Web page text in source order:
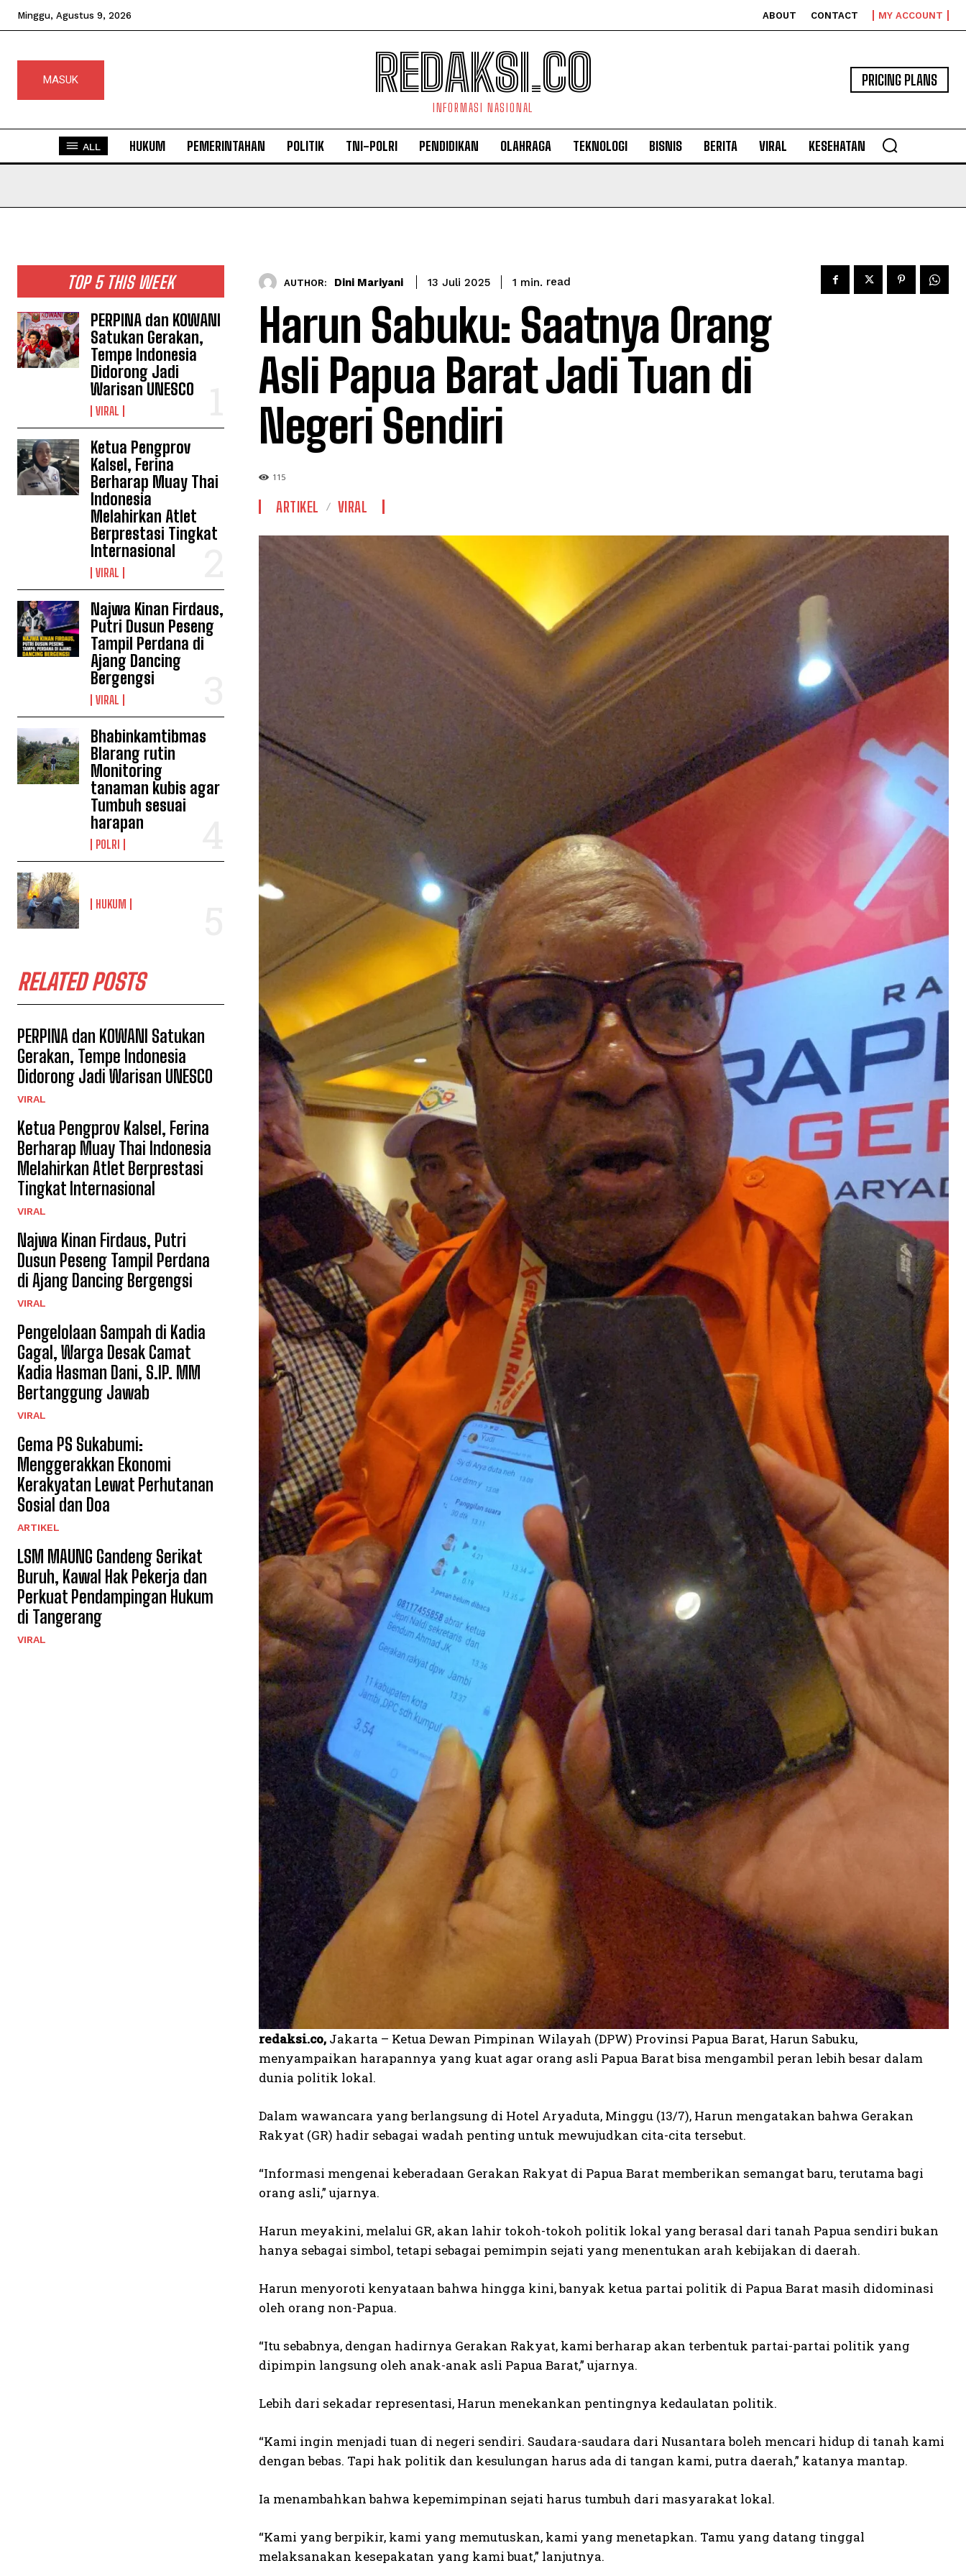
Minggu, Agustus 9, 2026 ABOUT CONTACT MY ACCOUNT
MASUK REDAKSI.CO
INFORMASI NASIONAL
PRICING PLANS
ALL HUKUM PEMERINTAHAN POLITIK TNI-POLRI PENDIDIKAN OLAHRAGA TEKNOLOGI BISNIS BERITA VIRAL KESEHATAN
TOP 5 THIS WEEK
PERPINA dan KOWANI
Satukan Gerakan,
Tempe Indonesia
Didorong Jadi
Warisan UNESCO
VIRAL
Ketua Pengprov
Kalsel, Ferina
Berharap Muay Thai
Indonesia
Melahirkan Atlet
Berprestasi Tingkat
Internasional
VIRAL
Najwa Kinan Firdaus,
Putri Dusun Peseng
Tampil Perdana di
Ajang Dancing
Bergengsi
VIRAL
Bhabinkamtibmas
Blarang rutin
Monitoring
tanaman kubis agar
Tumbuh sesuai
harapan
POLRI
HUKUM
RELATED POSTS
PERPINA dan KOWANI Satukan
Gerakan, Tempe Indonesia
Didorong Jadi Warisan UNESCO
VIRAL
Ketua Pengprov Kalsel, Ferina
Berharap Muay Thai Indonesia
Melahirkan Atlet Berprestasi
Tingkat Internasional
VIRAL
Najwa Kinan Firdaus, Putri
Dusun Peseng Tampil Perdana
di Ajang Dancing Bergengsi
VIRAL
Pengelolaan Sampah di Kadia
Gagal, Warga Desak Camat
Kadia Hasman Dani, S.IP. MM
Bertanggung Jawab
VIRAL
Gema PS Sukabumi:
Menggerakkan Ekonomi
Kerakyatan Lewat Perhutanan
Sosial dan Doa
ARTIKEL
LSM MAUNG Gandeng Serikat
Buruh, Kawal Hak Pekerja dan
Perkuat Pendampingan Hukum
di Tangerang
VIRAL
AUTHOR: Dini Mariyani 13 Juli 2025 1 min. read
Harun Sabuku: Saatnya Orang
Asli Papua Barat Jadi Tuan di
Negeri Sendiri
115
ARTIKEL VIRAL
redaksi.co, Jakarta – Ketua Dewan Pimpinan Wilayah (DPW) Provinsi Papua Barat, Harun Sabuku,
menyampaikan harapannya yang kuat agar orang asli Papua Barat bisa mengambil peran lebih besar dalam
dunia politik lokal.
Dalam wawancara yang berlangsung di Hotel Aryaduta, Minggu (13/7), Harun mengatakan bahwa Gerakan
Rakyat (GR) hadir sebagai wadah penting untuk mewujudkan cita-cita tersebut.
“Informasi mengenai keberadaan Gerakan Rakyat di Papua Barat memberikan semangat baru, terutama bagi
orang asli,” ujarnya.
Harun meyakini, melalui GR, akan lahir tokoh-tokoh politik lokal yang berasal dari tanah Papua sendiri bukan
hanya sebagai simbol, tetapi sebagai pemimpin sejati yang menentukan arah kebijakan di daerah.
Harun menyoroti kenyataan bahwa hingga kini, banyak ketua partai politik di Papua Barat masih didominasi
oleh orang non-Papua.
“Itu sebabnya, dengan hadirnya Gerakan Rakyat, kami berharap akan terbentuk partai-partai politik yang
dipimpin langsung oleh anak-anak asli Papua Barat,” ujarnya.
Lebih dari sekadar representasi, Harun menekankan pentingnya kedaulatan politik.
“Kami ingin menjadi tuan di negeri sendiri. Saudara-saudara dari Nusantara boleh mencari hidup di tanah kami
dengan bebas. Tapi hak politik dan kesulungan harus ada di tangan kami, putra daerah,” katanya mantap.
Ia menambahkan bahwa kepemimpinan sejati harus tumbuh dari masyarakat lokal.
“Kami yang berpikir, kami yang memutuskan, kami yang menetapkan. Tamu yang datang tinggal
melaksanakan kesepakatan yang kami buat,” lanjutnya.